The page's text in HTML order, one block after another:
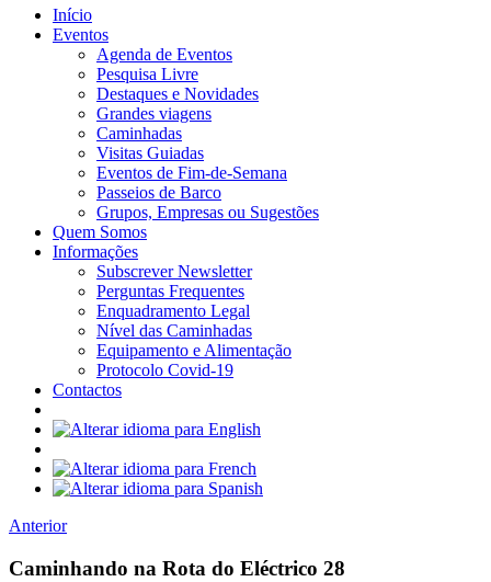
Início
Eventos
Agenda de Eventos
Pesquisa Livre
Destaques e Novidades
Grandes viagens
Caminhadas
Visitas Guiadas
Eventos de Fim-de-Semana
Passeios de Barco
Grupos, Empresas ou Sugestões
Quem Somos
Informações
Subscrever Newsletter
Perguntas Frequentes
Enquadramento Legal
Nível das Caminhadas
Equipamento e Alimentação
Protocolo Covid-19
Contactos
Anterior
Caminhando na Rota do Eléctrico 28